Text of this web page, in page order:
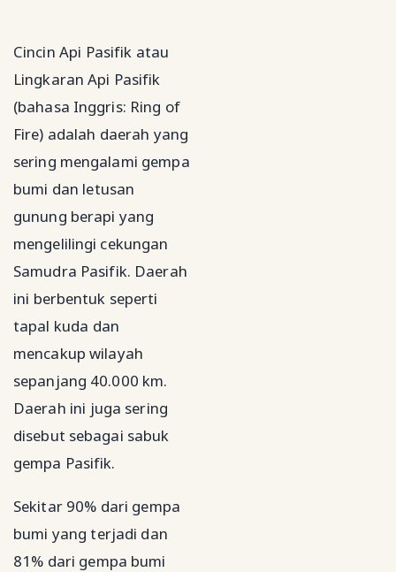
Cincin Api Pasifik atau
Lingkaran Api Pasifik
(bahasa Inggris: Ring of
Fire) adalah daerah yang
sering mengalami gempa
bumi dan letusan
gunung berapi yang
mengelilingi cekungan
Samudra Pasifik. Daerah
ini berbentuk seperti
tapal kuda dan
mencakup wilayah
sepanjang 40.000 km.
Daerah ini juga sering
disebut sebagai sabuk
gempa Pasifik.
Sekitar 90% dari gempa
bumi yang terjadi dan
81% dari gempa bumi